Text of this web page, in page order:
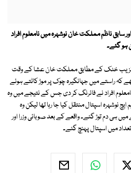
سابق ناظم مملکت خان نوشہرہ میں نامعلوم افراد
ہو گئے۔
خٹک کے مطابق مملکت خان عشا کے وقت
کہ راستے میں جہانگیرہ چوک پر موڑ کاٹتے ہوئے
افراد نے فائرنگ کر دی جس کے نتیجے میں وہ
نوشہرہ اسپتال منتقل کیا جا رہا تھا لیکن وہ
ہی دم توڑ گئے۔ واقعے کے بعد صوبائی وزرا اور
میں اسپتال پہنچ گئے۔